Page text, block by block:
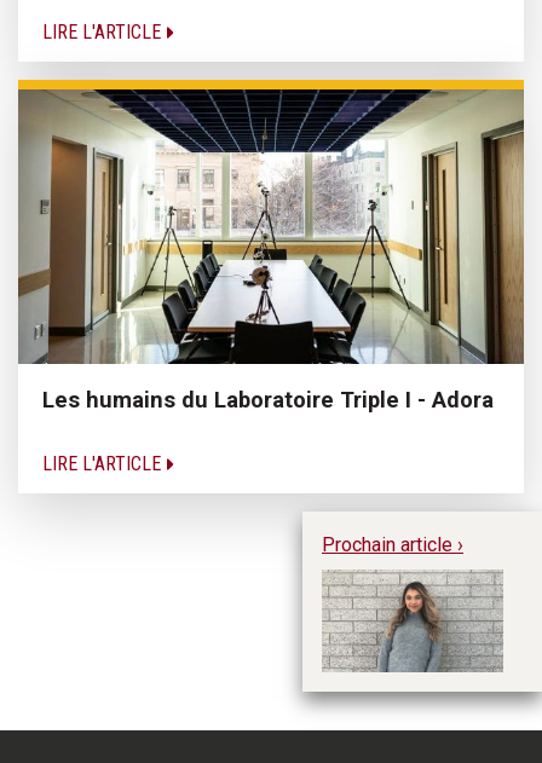
LIRE L'ARTICLE
Les humains du Laboratoire Triple I - Adora
LIRE L'ARTICLE
Prochain article ›